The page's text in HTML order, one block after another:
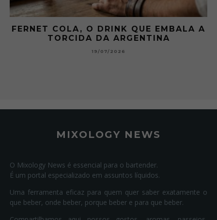
FERNET COLA, O DRINK QUE EMBALA A
TORCIDA DA ARGENTINA
19/07/2026
MIXOLOGY NEWS
O Mixology News é essencial para o bartender.
É um portal especializado em assuntos líquidos.
Uma ferramenta eficaz para quem quer saber exatamente o
que beber, onde beber, porque beber e para que beber.